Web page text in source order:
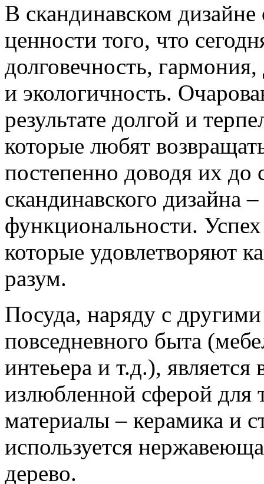
В скандинавском
ценности того, что
долговечность,
и экологичность.
результате долгой и
которые любят
постепенно доводя их до
скандинавского дизайна
функциональности.
которые удовлетворяют
разум.
Посуда, наряду с
повседневного быта
интеьера и т.д.),
излюбленной сферой для
материалы – керамика и
используется
дерево.